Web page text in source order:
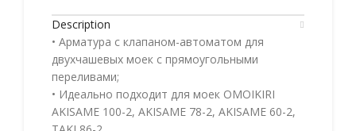
Description
• Арматура с клапаном-автоматом для
двухчашевых моек с прямоугольными
переливами;
• Идеально подходит для моек OMOIKIRI
AKISAME 100-2, AKISAME 78-2, AKISAME 60-2,